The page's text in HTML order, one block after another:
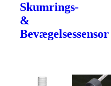
Skumrings-
&
Bevægelsessensor